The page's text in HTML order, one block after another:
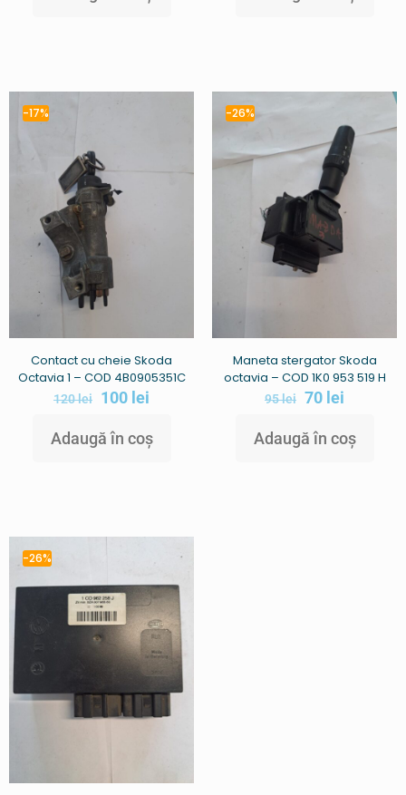
-17%
Contact cu cheie Skoda
Octavia 1 – COD 4B0905351C
120lei 100 lei
Adaugă în coș
-26%
Maneta stergator Skoda
octavia – COD 1K0 953 519 H
95lei 70 lei
Adaugă în coș
-26%